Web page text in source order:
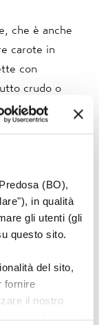
(BO),
in qualità
gli utenti (gli
questo sito.
del sito,
fornire
il nostro
che è anche
carote in
con
crudo o
dimenticarti
ricette
con le mani!
che